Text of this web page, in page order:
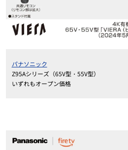
パナソニック
Z95Aシリーズ（65V型・55V型）
いずれもオープン価格